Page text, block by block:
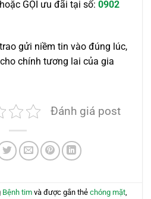
GỌI ưu đãi tại số: 0902
gửi niềm tin vào đúng lúc,
chính tương lai của gia
Đánh giá post
Bệnh tim và được gắn thẻchóng mặt,